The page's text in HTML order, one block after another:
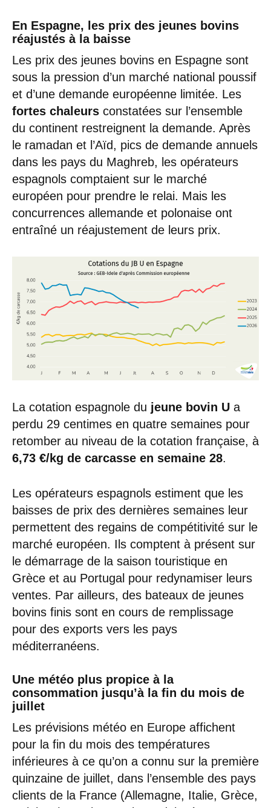
En Espagne, les prix des jeunes bovins
réajustés à la baisse
Les prix des jeunes bovins en Espagne sont
sous la pression d’un marché national poussif
et d’une demande européenne limitée. Les
fortes chaleurs constatées sur l’ensemble
du continent restreignent la demande. Après
le ramadan et l’Aïd, pics de demande annuels
dans les pays du Maghreb, les opérateurs
espagnols comptaient sur le marché
européen pour prendre le relai. Mais les
concurrences allemande et polonaise ont
entraîné un réajustement de leurs prix.
La cotation espagnole du jeune bovin U a
perdu 29 centimes en quatre semaines pour
retomber au niveau de la cotation française, à
6,73 €/kg de carcasse en semaine 28.
Les opérateurs espagnols estiment que les
baisses de prix des dernières semaines leur
permettent des regains de compétitivité sur le
marché européen. Ils comptent à présent sur
le démarrage de la saison touristique en
Grèce et au Portugal pour redynamiser leurs
ventes. Par ailleurs, des bateaux de jeunes
bovins finis sont en cours de remplissage
pour des exports vers les pays
méditerranéens.
Une météo plus propice à la
consommation jusqu’à la fin du mois de
juillet
Les prévisions météo en Europe affichent
pour la fin du mois des températures
inférieures à ce qu’on a connu sur la première
quinzaine de juillet, dans l’ensemble des pays
clients de la France (Allemagne, Italie, Grèce,